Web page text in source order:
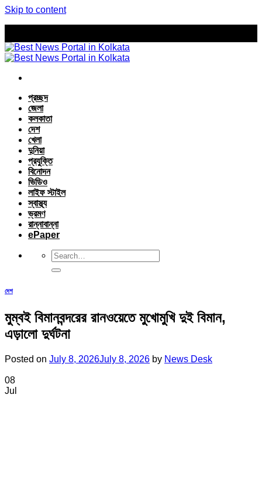
Skip to content
প্রচ্ছদ
জেলা
কলকাতা
দেশ
খেলা
দুনিয়া
প্রযুক্তি
বিনোদন
ভিডিও
লাইফ স্টাইল
স্বাস্থ্য
ভ্রমণ
রান্নাবান্না
ePaper
দেশ
মুম্বই বিমানবন্দরের রানওয়েতে মুখোমুখি দুই বিমান,
এড়ালো দুর্ঘটনা
Posted on July 8, 2026July 8, 2026 by News Desk
08
Jul